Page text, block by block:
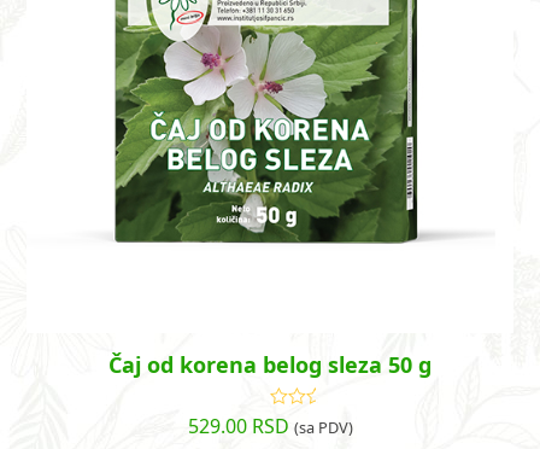
Čaj od korena belog sleza 50 g
Ocenjeno
sa5.00od
529.00 RSD (sa PDV)